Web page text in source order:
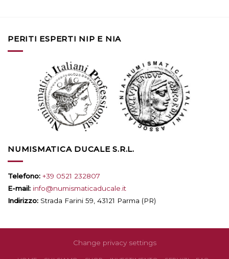
PERITI ESPERTI NIP E NIA
NUMISMATICA DUCALE S.R.L.
Telefono: +39 0521 232807
E-mail: info@numismaticaducale.it
Indirizzo: Strada Farini 59, 43121 Parma (PR)
Change privacy settings